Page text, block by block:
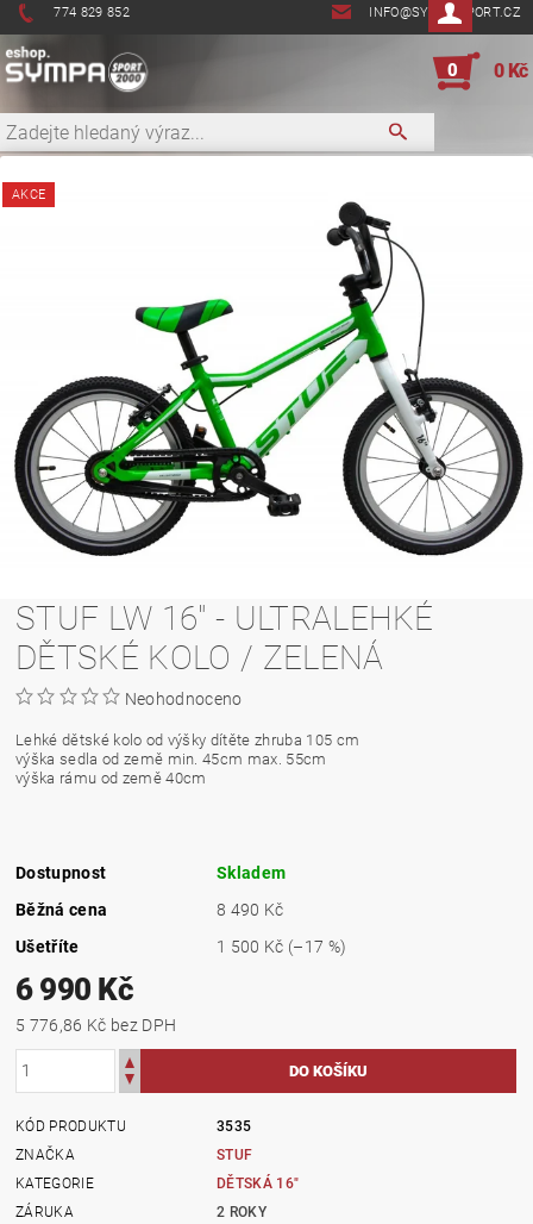
774 829 852 INFO@SYMPASPORT.CZ
0 0 Kč
AKCE
STUF LW 16" - ULTRALEHKÉ
DĚTSKÉ KOLO / ZELENÁ
Neohodnoceno
Lehké dětské kolo od výšky dítěte zhruba 105 cm
výška sedla od země min. 45cm max. 55cm
výška rámu od země 40cm
Dostupnost
Skladem
Běžná cena
8 490 Kč
Ušetříte
1 500 Kč (–17 %)
6 990 Kč
5 776,86 Kč bez DPH
KÓD PRODUKTU
3535
ZNAČKA
STUF
KATEGORIE
DĚTSKÁ 16"
ZÁRUKA
2 ROKY